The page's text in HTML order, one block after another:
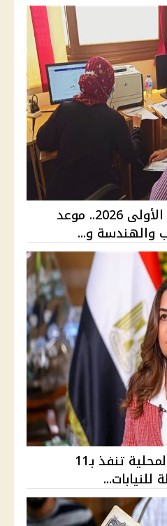
نتيجة تنسيق المرحلة الأولى 2026.. موعد
والهندسة و...
قرارات وزيرة التنمية المحلية تنفذ بـ11